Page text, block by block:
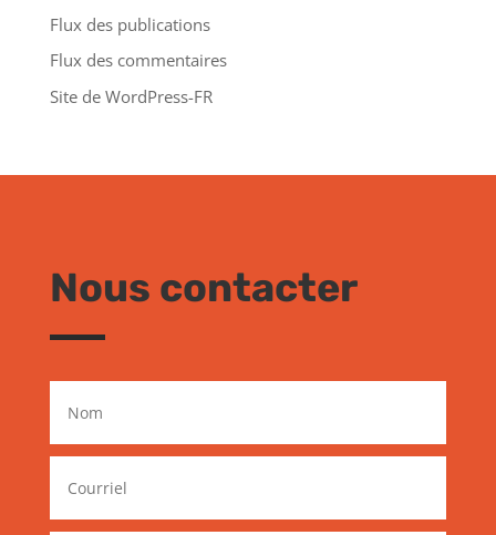
Flux des publications
Flux des commentaires
Site de WordPress-FR
Nous contacter